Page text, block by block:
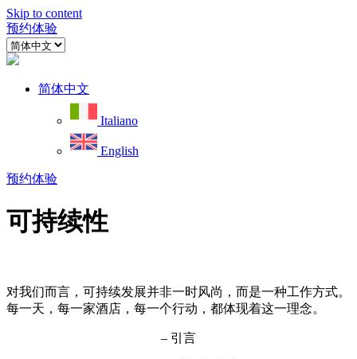
Skip to content
预约体验
简体中文
Italiano
English
预约体验
可持续性
对我们而言，可持续发展并非一时风尚，而是一种工作方式。
每一天，每一家酒店，每一个行动，都体现着这一理念。
– 引言